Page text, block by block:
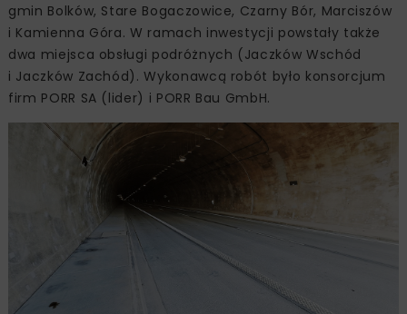
gmin Bolków, Stare Bogaczowice, Czarny Bór, Marciszów
i Kamienna Góra. W ramach inwestycji powstały także
dwa miejsca obsługi podróżnych (Jaczków Wschód
i Jaczków Zachód). Wykonawcą robót było konsorcjum
firm PORR SA (lider) i PORR Bau GmbH.